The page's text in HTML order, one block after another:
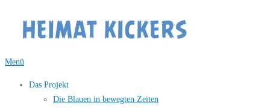
Inhalt
springen
Menü
Das Projekt
Die Blauen in bewegten Zeiten